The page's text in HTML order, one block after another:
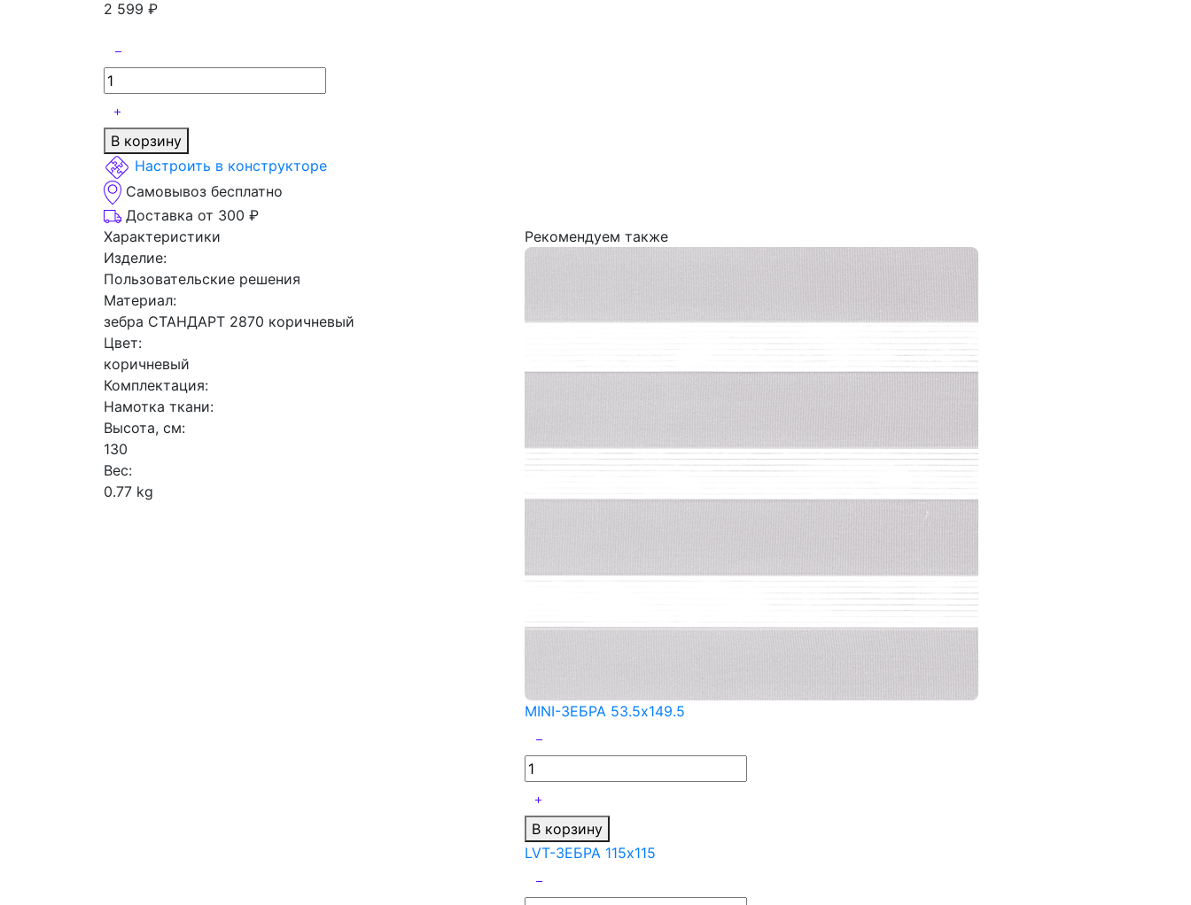
2 599 ₽
В корзину
Настроить в конструкторе
Самовывоз бесплатно
Доставка от 300 ₽
Характеристики
Изделие:
Пользовательские решения
Материал:
зебра СТАНДАРТ 2870 коричневый
Цвет:
коричневый
Комплектация:
Намотка ткани:
Высота, см:
130
Вес:
0.77 kg
Рекомендуем также
MINI-ЗЕБРА 53.5x149.5
В корзину
LVT-ЗЕБРА 115x115